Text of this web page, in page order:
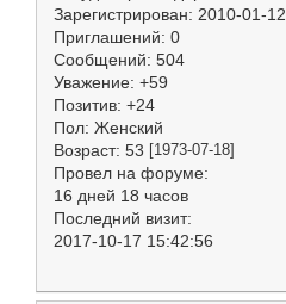
Зарегистрирован: 2010-01-12
Приглашений: 0
Сообщений: 504
Уважение: +59
Позитив: +24
Пол: Женский
Возраст: 53 [1973-07-18]
Провел на форуме:
16 дней 18 часов
Последний визит:
2017-10-17 15:42:56